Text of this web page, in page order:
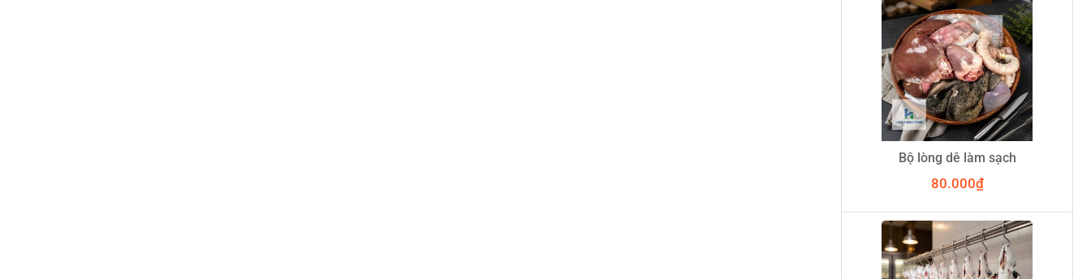
Bộ lòng dê làm sạch
80.000₫